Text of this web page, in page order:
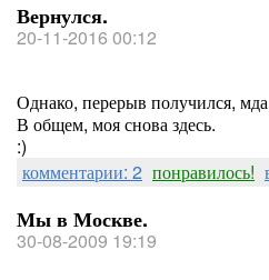
Вернулся.
20-11-2016 00:12
Однако, перерыв получился,
В общем, моя снова здесь.
:)
комментарии: 2 понравилось!
Мы в Москве.
30-08-2009 19:19